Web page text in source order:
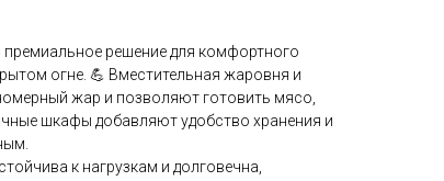
премиальное решение для комфортного
огне. 💪 Вместительная жаровня и
жар и позволяют готовить мясо,
шкафы добавляют удобство хранения и
к нагрузкам и долговечна,